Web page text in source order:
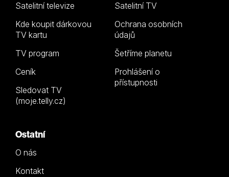
Satelitní televize
Kde koupit dárkovou
TV kartu
TV program
Ceník
Sledovat TV
(moje.telly.cz)
Satelitní TV
Ochrana osobních
údajů
Šetříme planetu
Prohlášení o
přístupnosti
Ostatní
O nás
Kontakt